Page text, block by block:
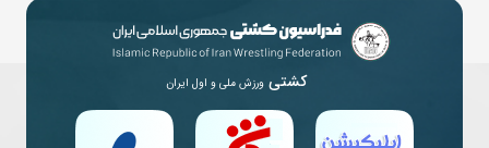
کشتی ورزش ملی و اول ایران